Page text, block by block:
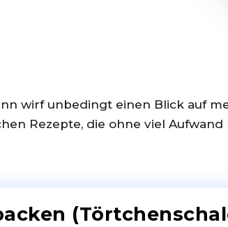
wirf unbedingt einen Blick auf
Rezepte, die ohne viel